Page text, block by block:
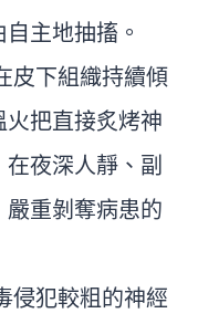
主地抽搐。
皮下組織持續傾
把直接炙烤神
夜深人靜、副
重剝奪病患的
侵犯較粗的神經